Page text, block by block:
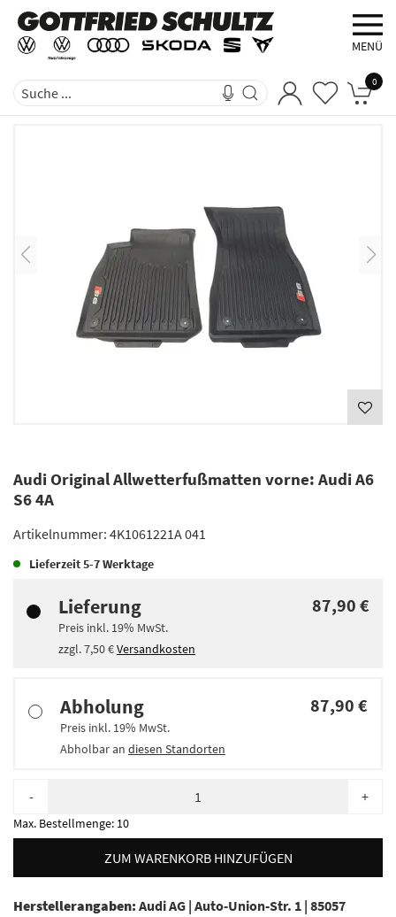
MENÜ
0
Audi Original Allwetterfußmatten vorne: Audi A6
S6 4A
Artikelnummer: 4K1061221A 041
Lieferzeit5-7 Werktage
Lieferung
Preis inkl. 19% MwSt.
zzgl.7,50 €Versandkosten
87,90 €
Abholung
Preis inkl. 19% MwSt.
Abholbar an diesen Standorten
87,90 €
- +
Max. Bestellmenge: 10
ZUM WARENKORB HINZUFÜGEN
Herstellerangaben: Audi AG | Auto-Union-Str. 1 | 85057